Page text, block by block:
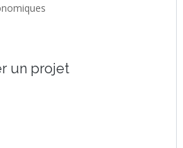
un projet